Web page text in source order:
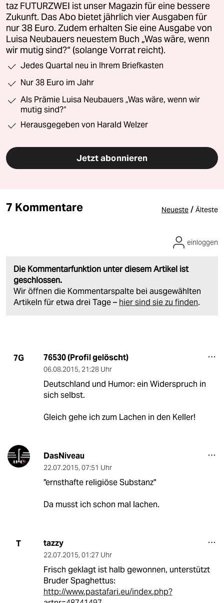
taz FUTURZWEI ist unser Magazin für eine bessere
Zukunft. Das Abo bietet jährlich vier Ausgaben für
nur 38 Euro. Zudem erhalten Sie eine Ausgabe von
Luisa Neubauers neuestem Buch „Was wäre, wenn
wir mutig sind?“ (solange Vorrat reicht).
Jedes Quartal neu in Ihrem Briefkasten
Nur 38 Euro im Jahr
Als Prämie Luisa Neubauers „Was wäre, wenn wir
mutig sind?“
Herausgegeben von Harald Welzer
Jetzt abonnieren
7 Kommentare Neueste / Älteste
Die Kommentarfunktion unter diesem Artikel ist
geschlossen.
Wir öffnen die Kommentarspalte bei ausgewählten
Artikeln für etwa drei Tage – hier sind sie zu finden.
einloggen
7G 76530 (Profil gelöscht)
06.08.2015, 21:28 Uhr
Deutschland und Humor: ein Widerspruch in
sich selbst.
Gleich gehe ich zum Lachen in den Keller!
DasNiveau
22.07.2015, 07:51 Uhr
"ernsthafte religiöse Substanz"
Da musst ich schon mal lachen.
T tazzy
22.07.2015, 01:27 Uhr
Frisch geklagt ist halb gewonnen, unterstützt
Bruder Spaghettus:
http://www.pastafari.eu/index.php?